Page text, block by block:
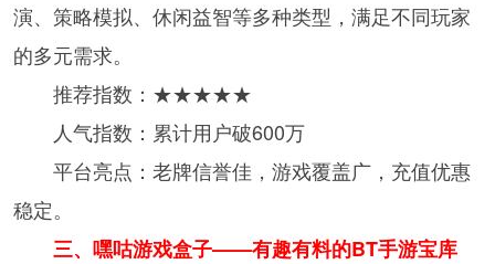
演、策略模拟、休闲益智等多种类型，满足不同玩家
的多元需求。
推荐指数：★★★★★
人气指数：累计用户破600万
平台亮点：老牌信誉佳，游戏覆盖广，充值优惠
稳定。
三、嘿咕游戏盒子——有趣有料的BT手游宝库